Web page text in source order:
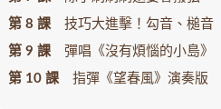
第 8 課 技巧大進擊！勾音、槌音
第 9 課 彈唱《沒有煩惱的小島》
第 10 課 指彈《望春風》演奏版